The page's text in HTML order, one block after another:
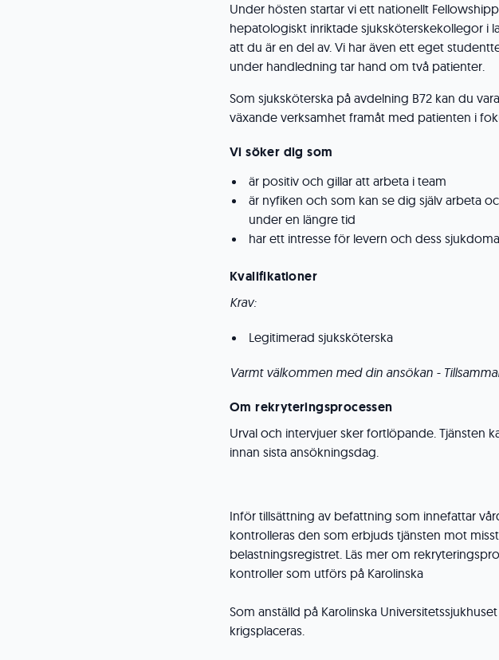
Under hösten startar vi ett nationellt
hepatologiskt inriktade sjuksköterskekollegor i
att du är en del av. Vi har även ett eget
under handledning tar hand om två patienter.
Som sjuksköterska på avdelning B72 kan du
växande verksamhet framåt med patienten i
Vi söker dig som
är positiv och gillar att arbeta i team
är nyfiken och som kan se dig själv arbeta
under en längre tid
har ett intresse för levern och dess
Kvalifikationer
Krav:
Legitimerad sjuksköterska
Varmt välkommen med din ansökan -
Om rekryteringsprocessen
Urval och intervjuer sker fortlöpande. Tjänsten
innan sista ansökningsdag.
Inför tillsättning av befattning som innefattar
kontrolleras den som erbjuds tjänsten mot
belastningsregistret. Läs mer om
kontroller som utförs på Karolinska
Som anställd på Karolinska
krigsplaceras.